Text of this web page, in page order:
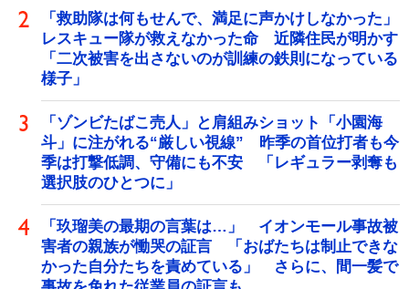
「救助隊は何もせんで、満足に声かけしなかった」
レスキュー隊が救えなかった命 近隣住民が明かす
「二次被害を出さないのが訓練の鉄則になっている
様子」
「ゾンビたばこ売人」と肩組みショット「小園海
斗」に注がれる“厳しい視線” 昨季の首位打者も今
季は打撃低調、守備にも不安 「レギュラー剥奪も
選択肢のひとつに」
「玖瑠美の最期の言葉は…」 イオンモール事故被
害者の親族が慟哭の証言 「おばたちは制止できな
かった自分たちを責めている」 さらに、間一髪で